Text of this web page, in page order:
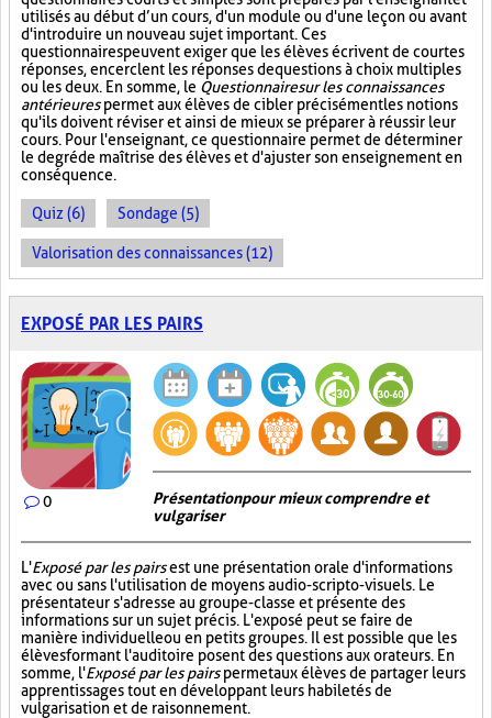
utilisés au début d’un cours, d'un module ou d'une leçon ou avant
d'introduire un nouveau sujet important. Ces
questionnaires peuvent exiger que les élèves écrivent de courtes
réponses, encerclent les réponses de questions à choix multiples
ou les deux. En somme, le Questionnaire sur les connaissances
antérieurespermet aux élèves de cibler précisément les notions
qu'ils doivent réviser et ainsi de mieux se préparer à réussir leur
cours. Pour l'enseignant, ce questionnaire permet de déterminer
le degré de maîtrise des élèves et d'ajuster son enseignement en
conséquence.
Quiz (6) Sondage (5)
Valorisation des connaissances (12)
EXPOSÉ PAR LES PAIRS
0
Présentation pour mieux comprendre et
vulgariser
L'Exposé par les pairsest une présentation orale d'informations
avec ou sans l'utilisation de moyens audio-scripto-visuels. Le
présentateur s'adresse au groupe-classe et présente des
informations sur un sujet précis. L'exposé peut se faire de
manière individuelle ou en petits groupes. Il est possible que les
élèves formant l'auditoire posent des questions aux orateurs. En
somme, l'Exposé par les pairspermet aux élèves de partager leurs
apprentissages tout en développant leurs habiletés de
vulgarisation et de raisonnement.